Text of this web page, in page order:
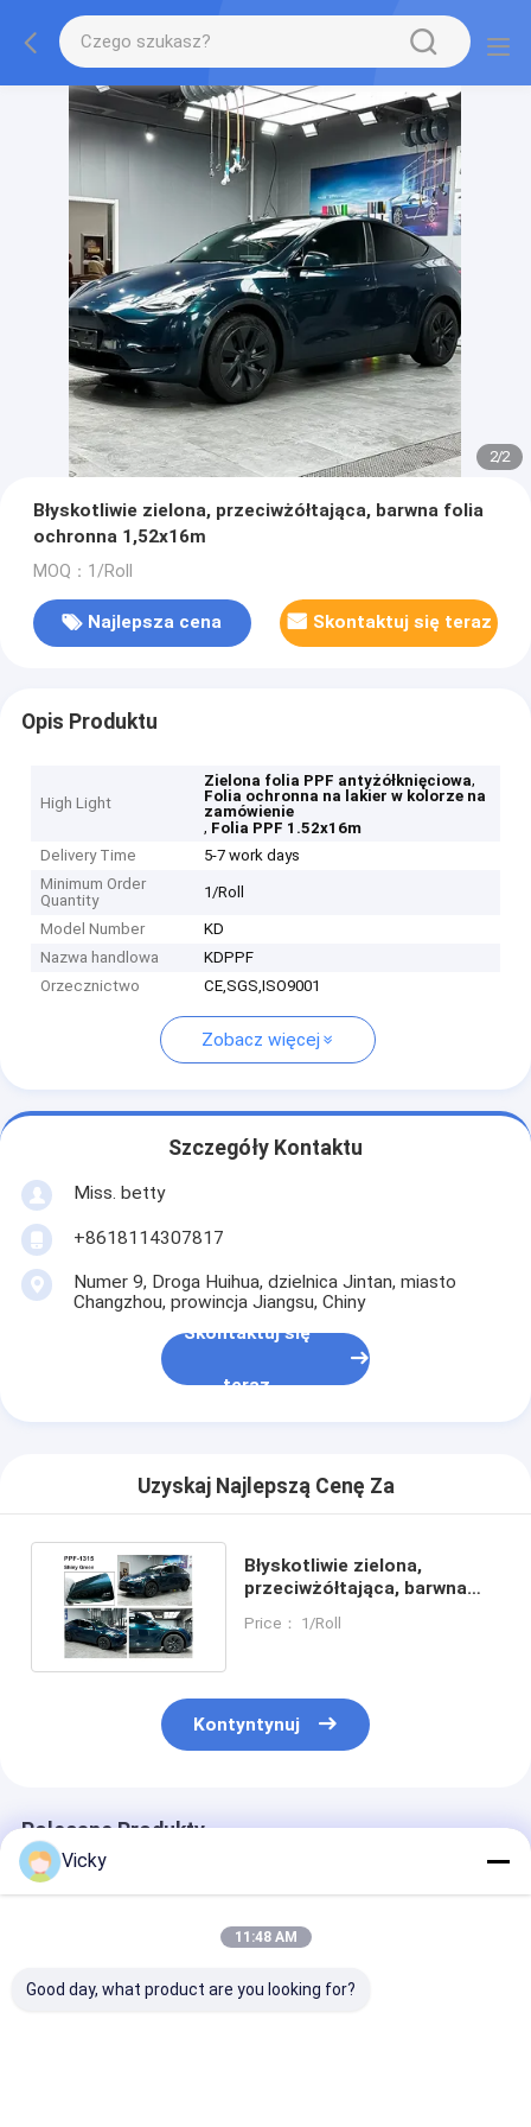
2/2
Błyskotliwie zielona, przeciwżółtająca, barwna folia
ochronna 1,52x16m
MOQ：1/Roll
Najlepsza cena Skontaktuj się teraz
Opis Produktu
High Light
Zielona folia PPF antyżółknięciowa,
Folia ochronna na lakier w kolorze na
zamówienie
, Folia PPF 1.52x16m
Delivery Time
5-7 work days
Minimum Order
Quantity
1/Roll
Model Number
KD
Nazwa handlowa
KDPPF
Orzecznictwo
CE,SGS,ISO9001
Zobacz więcej
Szczegóły Kontaktu
Miss. betty
+8618114307817
Numer 9, Droga Huihua, dzielnica Jintan, miasto
Changzhou, prowincja Jiangsu, Chiny
Skontaktuj się
teraz
Uzyskaj Najlepszą Cenę Za
Błyskotliwie zielona,
przeciwżółtająca, barwna
Price： 1/Roll
Kontyntynuj
Polecane Produkty
Vicky
11:48 AM
Good day, what product are you looking for?